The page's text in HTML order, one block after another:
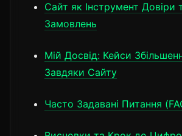
Сайт як Інструмент Довіри
Замовлень
Мій Досвід: Кейси
Завдяки Сайту
Часто Задавані Питання